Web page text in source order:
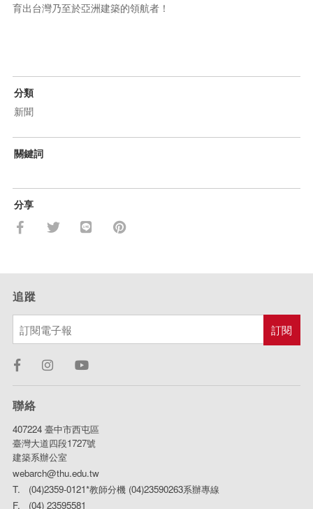
育出台灣乃至於亞洲建築的領航者！
分類
新聞
關鍵詞
分享
追蹤
聯絡
407224 臺中市西屯區
臺灣大道四段1727號
建築系辦公室
webarch@thu.edu.tw
T. (04)2359-0121*教師分機 (04)23590263系辦專線
F. (04) 23595581